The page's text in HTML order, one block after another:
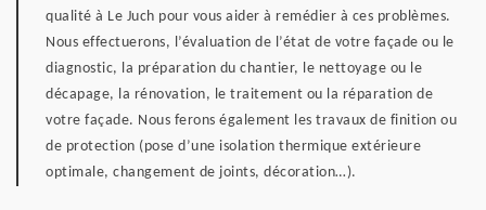
qualité à Le Juch pour vous aider à remédier à ces problèmes.
Nous effectuerons, l’évaluation de l’état de votre façade ou le
diagnostic, la préparation du chantier, le nettoyage ou le
décapage, la rénovation, le traitement ou la réparation de
votre façade. Nous ferons également les travaux de finition ou
de protection (pose d’une isolation thermique extérieure
optimale, changement de joints, décoration…).